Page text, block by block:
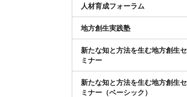
人材育成フォーラム
地方創生実践塾
新たな知と方法を生む地方創生セ
ミナー
新たな知と方法を生む地方創生セ
ミナー（ベーシック）